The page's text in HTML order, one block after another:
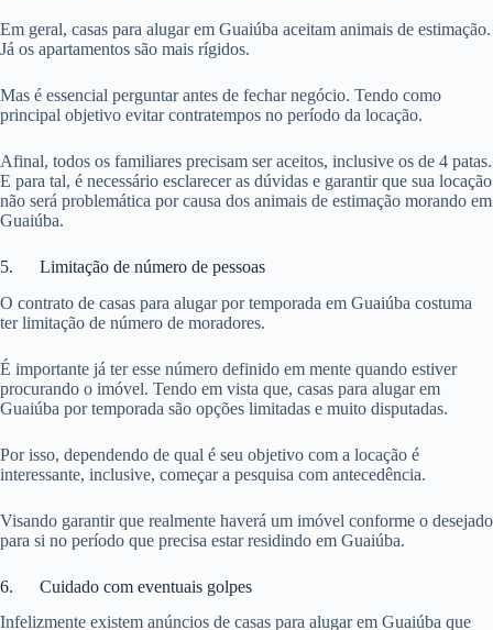
Em geral, casas para alugar em Guaiúba aceitam animais de estimação.
Já os apartamentos são mais rígidos.
Mas é essencial perguntar antes de fechar negócio. Tendo como
principal objetivo evitar contratempos no período da locação.
Afinal, todos os familiares precisam ser aceitos, inclusive os de 4 patas.
E para tal, é necessário esclarecer as dúvidas e garantir que sua locação
não será problemática por causa dos animais de estimação morando em
Guaiúba.
5. Limitação de número de pessoas
O contrato de casas para alugar por temporada em Guaiúba costuma
ter limitação de número de moradores.
É importante já ter esse número definido em mente quando estiver
procurando o imóvel. Tendo em vista que, casas para alugar em
Guaiúba por temporada são opções limitadas e muito disputadas.
Por isso, dependendo de qual é seu objetivo com a locação é
interessante, inclusive, começar a pesquisa com antecedência.
Visando garantir que realmente haverá um imóvel conforme o desejado
para si no período que precisa estar residindo em Guaiúba.
6. Cuidado com eventuais golpes
Infelizmente existem anúncios de casas para alugar em Guaiúba que